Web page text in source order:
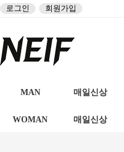
로그인 회원가입
MAN 매일신상
WOMAN 매일신상